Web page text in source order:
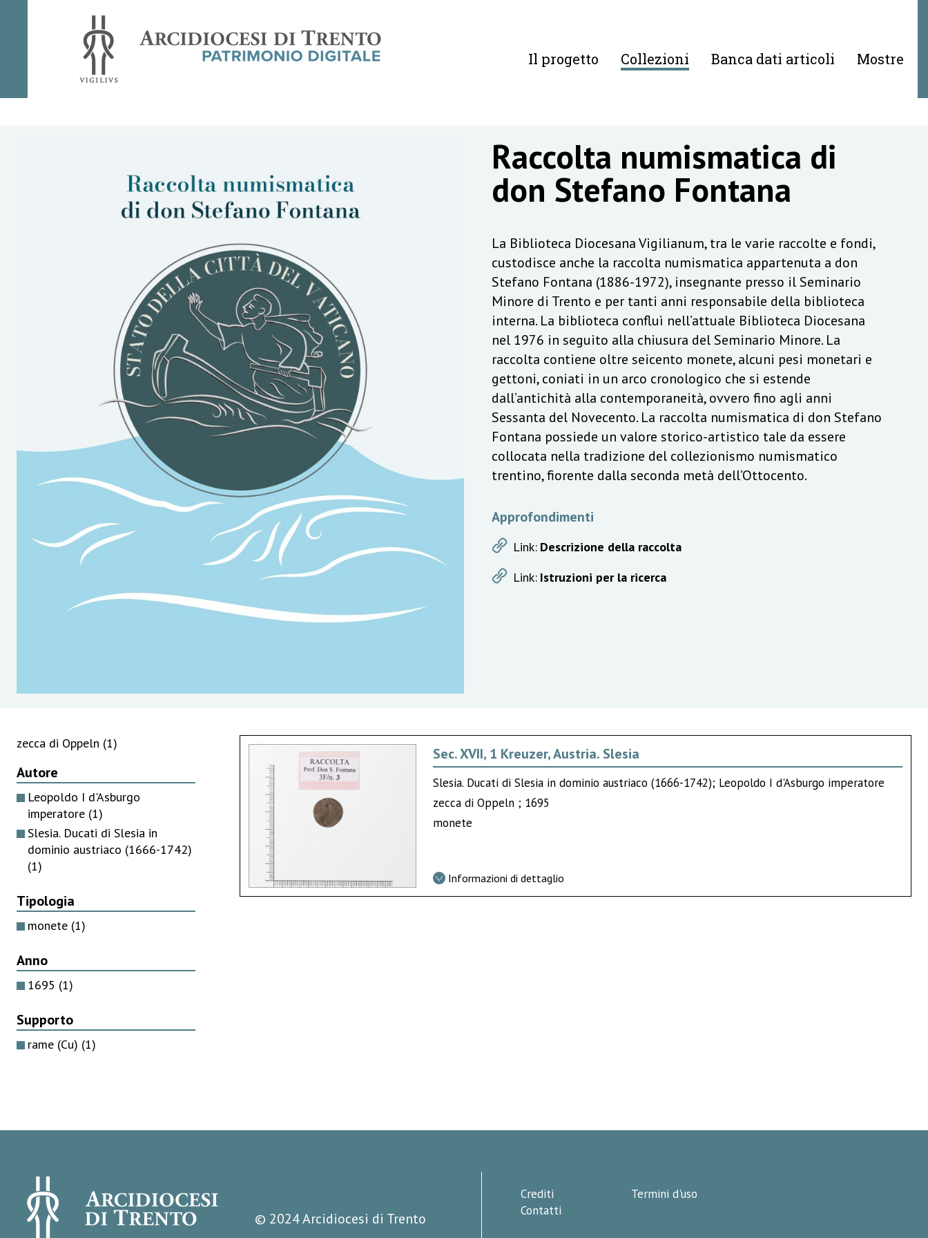
Il progetto Collezioni Banca dati articoli Mostre
Raccolta numismatica di
don Stefano Fontana
La Biblioteca Diocesana Vigilianum, tra le varie raccolte e fondi,
custodisce anche la raccolta numismatica appartenuta a don
Stefano Fontana (1886-1972), insegnante presso il Seminario
Minore di Trento e per tanti anni responsabile della biblioteca
interna. La biblioteca confluì nell’attuale Biblioteca Diocesana
nel 1976 in seguito alla chiusura del Seminario Minore. La
raccolta contiene oltre seicento monete, alcuni pesi monetari e
gettoni, coniati in un arco cronologico che si estende
dall’antichità alla contemporaneità, ovvero fino agli anni
Sessanta del Novecento. La raccolta numismatica di don Stefano
Fontana possiede un valore storico-artistico tale da essere
collocata nella tradizione del collezionismo numismatico
trentino, fiorente dalla seconda metà dell’Ottocento.
Approfondimenti
Link: Descrizione della raccolta
Link: Istruzioni per la ricerca
zecca di Oppeln (1)
Autore
Leopoldo I d'Asburgo
imperatore (1)
Slesia. Ducati di Slesia in
dominio austriaco (1666-1742)
(1)
Tipologia
monete (1)
Anno
1695 (1)
Supporto
rame (Cu) (1)
Sec. XVII, 1 Kreuzer, Austria. Slesia
Slesia. Ducati di Slesia in dominio austriaco (1666-1742); Leopoldo I d'Asburgo imperatore
zecca di Oppeln ; 1695
monete
Informazioni di dettaglio
© 2024 Arcidiocesi di Trento
Crediti
Contatti
Termini d'uso